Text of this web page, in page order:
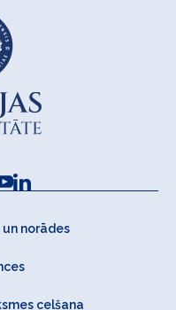
un norādes
celšana